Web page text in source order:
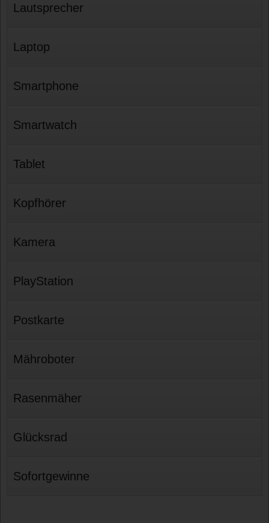
Lautsprecher
Laptop
Smartphone
Smartwatch
Tablet
Kopfhörer
Kamera
PlayStation
Postkarte
Mähroboter
Rasenmäher
Glücksrad
Sofortgewinne